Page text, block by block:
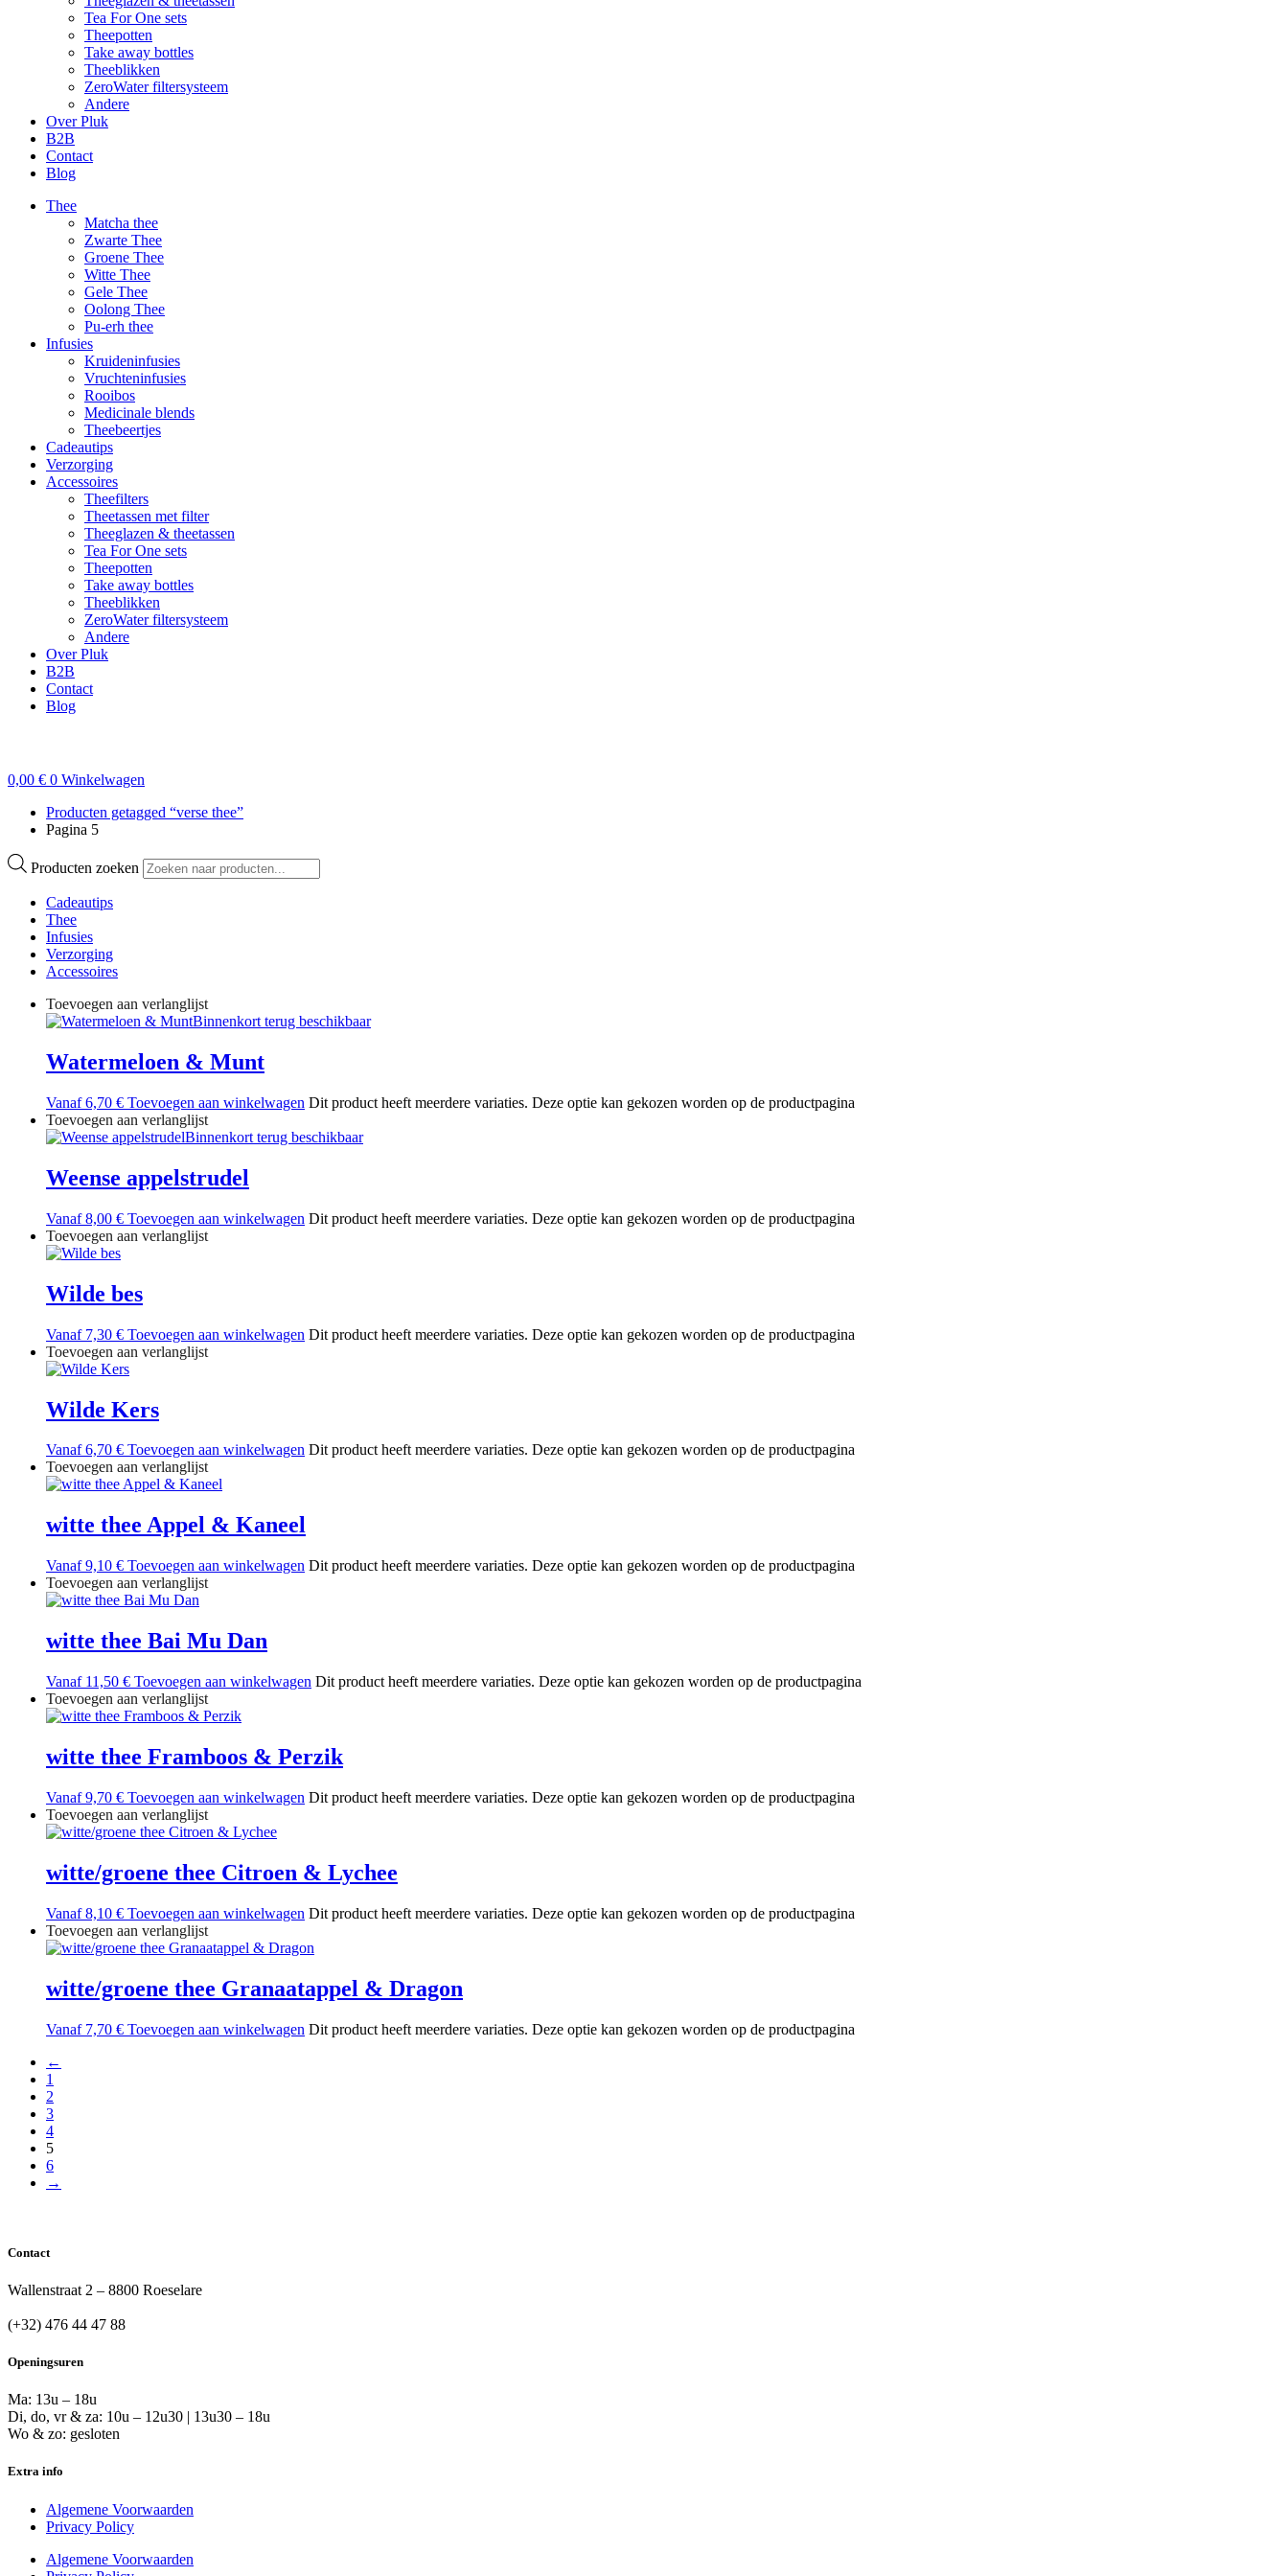
Tea For One sets
Theepotten
Take away bottles
Theeblikken
ZeroWater filtersysteem
Andere
Over Pluk
B2B
Contact
Blog
Thee
Matcha thee
Zwarte Thee
Groene Thee
Witte Thee
Gele Thee
Oolong Thee
Pu-erh thee
Infusies
Kruideninfusies
Vruchteninfusies
Rooibos
Medicinale blends
Theebeertjes
Cadeautips
Verzorging
Accessoires
Theefilters
Theetassen met filter
Theeglazen & theetassen
Tea For One sets
Theepotten
Take away bottles
Theeblikken
ZeroWater filtersysteem
Andere
Over Pluk
B2B
Contact
Blog
0,00 € 0 Winkelwagen
Producten getagged “verse thee”
Pagina 5
Producten zoeken
Cadeautips
Thee
Infusies
Verzorging
Accessoires
Toevoegen aan verlanglijst
Binnenkort terug beschikbaar
Watermeloen & Munt
Vanaf 6,70 € Toevoegen aan winkelwagen Dit product heeft meerdere variaties. Deze optie kan gekozen worden op de productpagina
Toevoegen aan verlanglijst
Binnenkort terug beschikbaar
Weense appelstrudel
Vanaf 8,00 € Toevoegen aan winkelwagen Dit product heeft meerdere variaties. Deze optie kan gekozen worden op de productpagina
Toevoegen aan verlanglijst
Wilde bes
Vanaf 7,30 € Toevoegen aan winkelwagen Dit product heeft meerdere variaties. Deze optie kan gekozen worden op de productpagina
Toevoegen aan verlanglijst
Wilde Kers
Vanaf 6,70 € Toevoegen aan winkelwagen Dit product heeft meerdere variaties. Deze optie kan gekozen worden op de productpagina
Toevoegen aan verlanglijst
witte thee Appel & Kaneel
Vanaf 9,10 € Toevoegen aan winkelwagen Dit product heeft meerdere variaties. Deze optie kan gekozen worden op de productpagina
Toevoegen aan verlanglijst
witte thee Bai Mu Dan
Vanaf 11,50 € Toevoegen aan winkelwagen Dit product heeft meerdere variaties. Deze optie kan gekozen worden op de productpagina
Toevoegen aan verlanglijst
witte thee Framboos & Perzik
Vanaf 9,70 € Toevoegen aan winkelwagen Dit product heeft meerdere variaties. Deze optie kan gekozen worden op de productpagina
Toevoegen aan verlanglijst
witte/groene thee Citroen & Lychee
Vanaf 8,10 € Toevoegen aan winkelwagen Dit product heeft meerdere variaties. Deze optie kan gekozen worden op de productpagina
Toevoegen aan verlanglijst
witte/groene thee Granaatappel & Dragon
Vanaf 7,70 € Toevoegen aan winkelwagen Dit product heeft meerdere variaties. Deze optie kan gekozen worden op de productpagina
←
1
2
3
4
5
6
→
Contact
Wallenstraat 2 – 8800 Roeselare
(+32) 476 44 47 88
Openingsuren
Ma: 13u – 18u
Di, do, vr & za: 10u – 12u30 | 13u30 – 18u
Wo & zo: gesloten
Extra info
Algemene Voorwaarden
Privacy Policy
Algemene Voorwaarden